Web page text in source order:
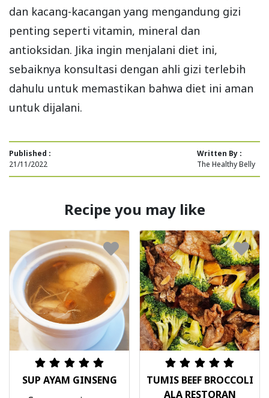
dan kacang-kacangan yang mengandung gizi
penting seperti vitamin, mineral dan
antioksidan. Jika ingin menjalani diet ini,
sebaiknya konsultasi dengan ahli gizi terlebih
dahulu untuk memastikan bahwa diet ini aman
untuk dijalani.
Published :
21/11/2022
Written By :
The Healthy Belly
Recipe you may like
SUP AYAM GINSENG
TUMIS BEEF BROCCOLI
ALA RESTORAN